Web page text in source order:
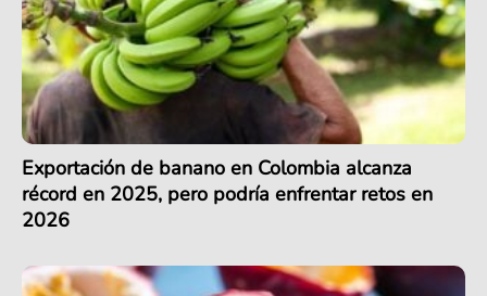
Exportación de banano en Colombia alcanza
récord en 2025, pero podría enfrentar retos en
2026